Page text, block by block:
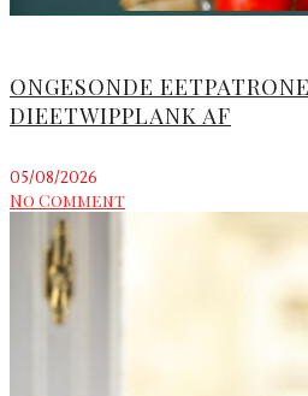
ONGESONDE
DIEETWIPPLANK AF
05/08/2026
No Comment